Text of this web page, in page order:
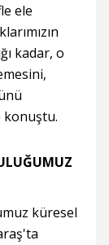
ele
kadar, o
konuştu.
küresel